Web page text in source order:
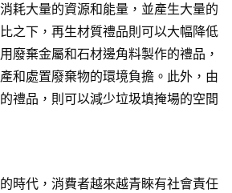
耗大量的資源和能量，並產生大量的
之下，再生材質禮品則可以大幅降低
廢棄金屬和石材邊角料製作的禮品，
和處置廢棄物的環境負擔。此外，由
禮品，則可以減少垃圾填掩場的空間
時代，消費者越來越青睞有社會責任